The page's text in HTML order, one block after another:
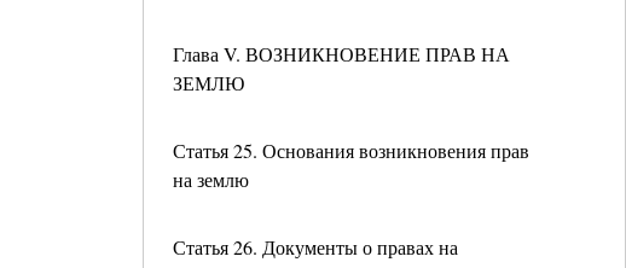
Глава V. ВОЗНИКНОВЕНИЕ ПРАВ НА
ЗЕМЛЮ
Статья 25. Основания возникновения прав
на землю
Статья 26. Документы о правах на